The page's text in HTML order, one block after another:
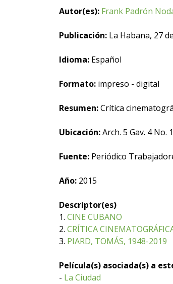
Autor(es): Frank Padrón
Publicación: La Habana, 27
Idioma: Español
Formato: impreso - digital
Resumen:Crítica
Ubicación:Arch. 5 Gav. 4 No.
Fuente: Periódico
Año: 2015
Descriptor(es)
1. CINE CUBANO
2. CRÍTICA
3. PIARD, TOMÁS, 1948-2019
Película(s) asociada(s) a
- La Ciudad